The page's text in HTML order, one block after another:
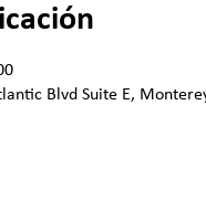
Blvd Suite E,